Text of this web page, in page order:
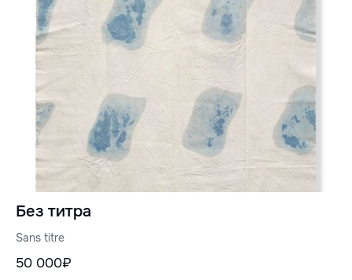
Без титра
Sans titre
50 000₽